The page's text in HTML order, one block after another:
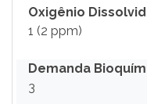
Oxigênio
1 (2 ppm)
Demanda
3